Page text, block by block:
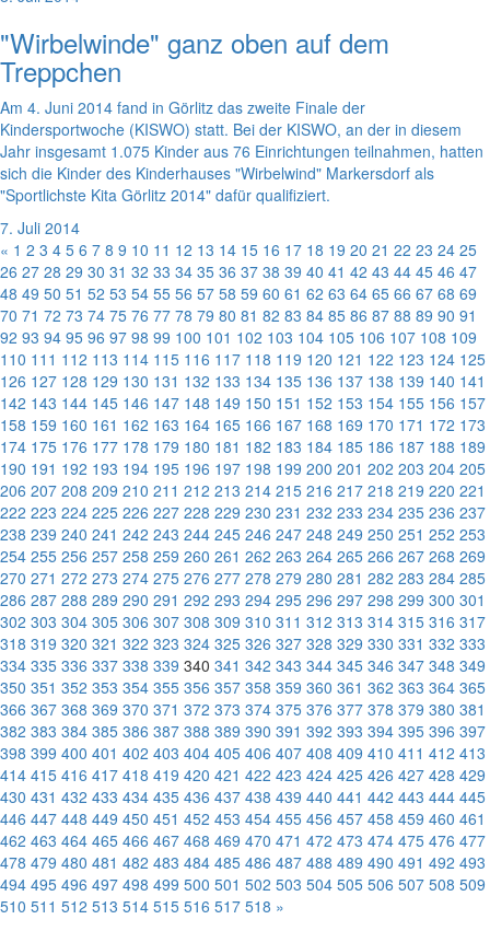
"Wirbelwinde" ganz oben auf dem
Treppchen
Am 4. Juni 2014 fand in Görlitz das zweite Finale der
Kindersportwoche (KISWO) statt. Bei der KISWO, an der in diesem
Jahr insgesamt 1.075 Kinder aus 76 Einrichtungen teilnahmen, hatten
sich die Kinder des Kinderhauses "Wirbelwind" Markersdorf als
"Sportlichste Kita Görlitz 2014" dafür qualifiziert.
7. Juli 2014
« 1 2 3 4 5 6 7 8 9 10 11 12 13 14 15 16 17 18 19 20 21 22 23 24 25
26 27 28 29 30 31 32 33 34 35 36 37 38 39 40 41 42 43 44 45 46 47
48 49 50 51 52 53 54 55 56 57 58 59 60 61 62 63 64 65 66 67 68 69
70 71 72 73 74 75 76 77 78 79 80 81 82 83 84 85 86 87 88 89 90 91
92 93 94 95 96 97 98 99 100 101 102 103 104 105 106 107 108 109
110 111 112 113 114 115 116 117 118 119 120 121 122 123 124 125
126 127 128 129 130 131 132 133 134 135 136 137 138 139 140 141
142 143 144 145 146 147 148 149 150 151 152 153 154 155 156 157
158 159 160 161 162 163 164 165 166 167 168 169 170 171 172 173
174 175 176 177 178 179 180 181 182 183 184 185 186 187 188 189
190 191 192 193 194 195 196 197 198 199 200 201 202 203 204 205
206 207 208 209 210 211 212 213 214 215 216 217 218 219 220 221
222 223 224 225 226 227 228 229 230 231 232 233 234 235 236 237
238 239 240 241 242 243 244 245 246 247 248 249 250 251 252 253
254 255 256 257 258 259 260 261 262 263 264 265 266 267 268 269
270 271 272 273 274 275 276 277 278 279 280 281 282 283 284 285
286 287 288 289 290 291 292 293 294 295 296 297 298 299 300 301
302 303 304 305 306 307 308 309 310 311 312 313 314 315 316 317
318 319 320 321 322 323 324 325 326 327 328 329 330 331 332 333
334 335 336 337 338 339 340 341 342 343 344 345 346 347 348 349
350 351 352 353 354 355 356 357 358 359 360 361 362 363 364 365
366 367 368 369 370 371 372 373 374 375 376 377 378 379 380 381
382 383 384 385 386 387 388 389 390 391 392 393 394 395 396 397
398 399 400 401 402 403 404 405 406 407 408 409 410 411 412 413
414 415 416 417 418 419 420 421 422 423 424 425 426 427 428 429
430 431 432 433 434 435 436 437 438 439 440 441 442 443 444 445
446 447 448 449 450 451 452 453 454 455 456 457 458 459 460 461
462 463 464 465 466 467 468 469 470 471 472 473 474 475 476 477
478 479 480 481 482 483 484 485 486 487 488 489 490 491 492 493
494 495 496 497 498 499 500 501 502 503 504 505 506 507 508 509
510 511 512 513 514 515 516 517 518 »